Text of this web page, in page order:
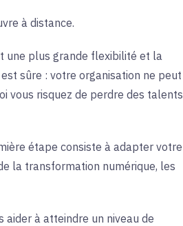
à distance.
une plus grande flexibilité et la
sûre : votre organisation ne peut
vous risquez de perdre des talents
étape consiste à adapter votre
la transformation numérique, les
aider à atteindre un niveau de